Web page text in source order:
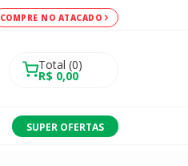
COMPRE NO ATACADO
Total 0
R$ 0,00
SUPER OFERTAS